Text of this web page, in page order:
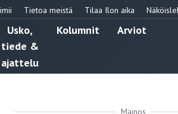
Tietoa meistä Tilaa Ilon aika
Usko,
tiede &
ajattelu
Kolumnit
Arviot
Mainos